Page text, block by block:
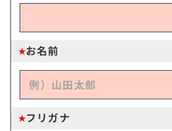
お名前
フリガナ